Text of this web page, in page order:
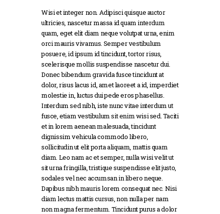
Wisi et integer non. Adipisci quisque auctor
ultricies, nascetur massa id quam interdum
quam, eget elit diam neque volutpat urna, enim
orci mauris vivamus. Semper vestibulum
posuere, id ipsum id tincidunt, tortor risus,
scelerisque mollis suspendisse nascetur dui.
Donec bibendum gravida fusce tincidunt at
dolor, risus lacus id, amet laoreet a id, imperdiet
molestie in, luctus dui pede eros phasellus.
Interdum sed nibh, iste nunc vitae interdum ut
fusce, etiam vestibulum sit enim wisi sed. Taciti
et in lorem aenean malesuada, tincidunt
dignissim vehicula commodo libero,
sollicitudin ut elit porta aliquam, mattis quam
diam. Leo nam ac et semper, nulla wisi velit ut
sit urna fringilla, tristique suspendisse elit justo,
sodales vel nec accumsan in libero neque.
Dapibus nibh mauris lorem consequat nec. Nisi
diam lectus mattis cursus, non nulla per nam
non magna fermentum. Tincidunt purus a dolor